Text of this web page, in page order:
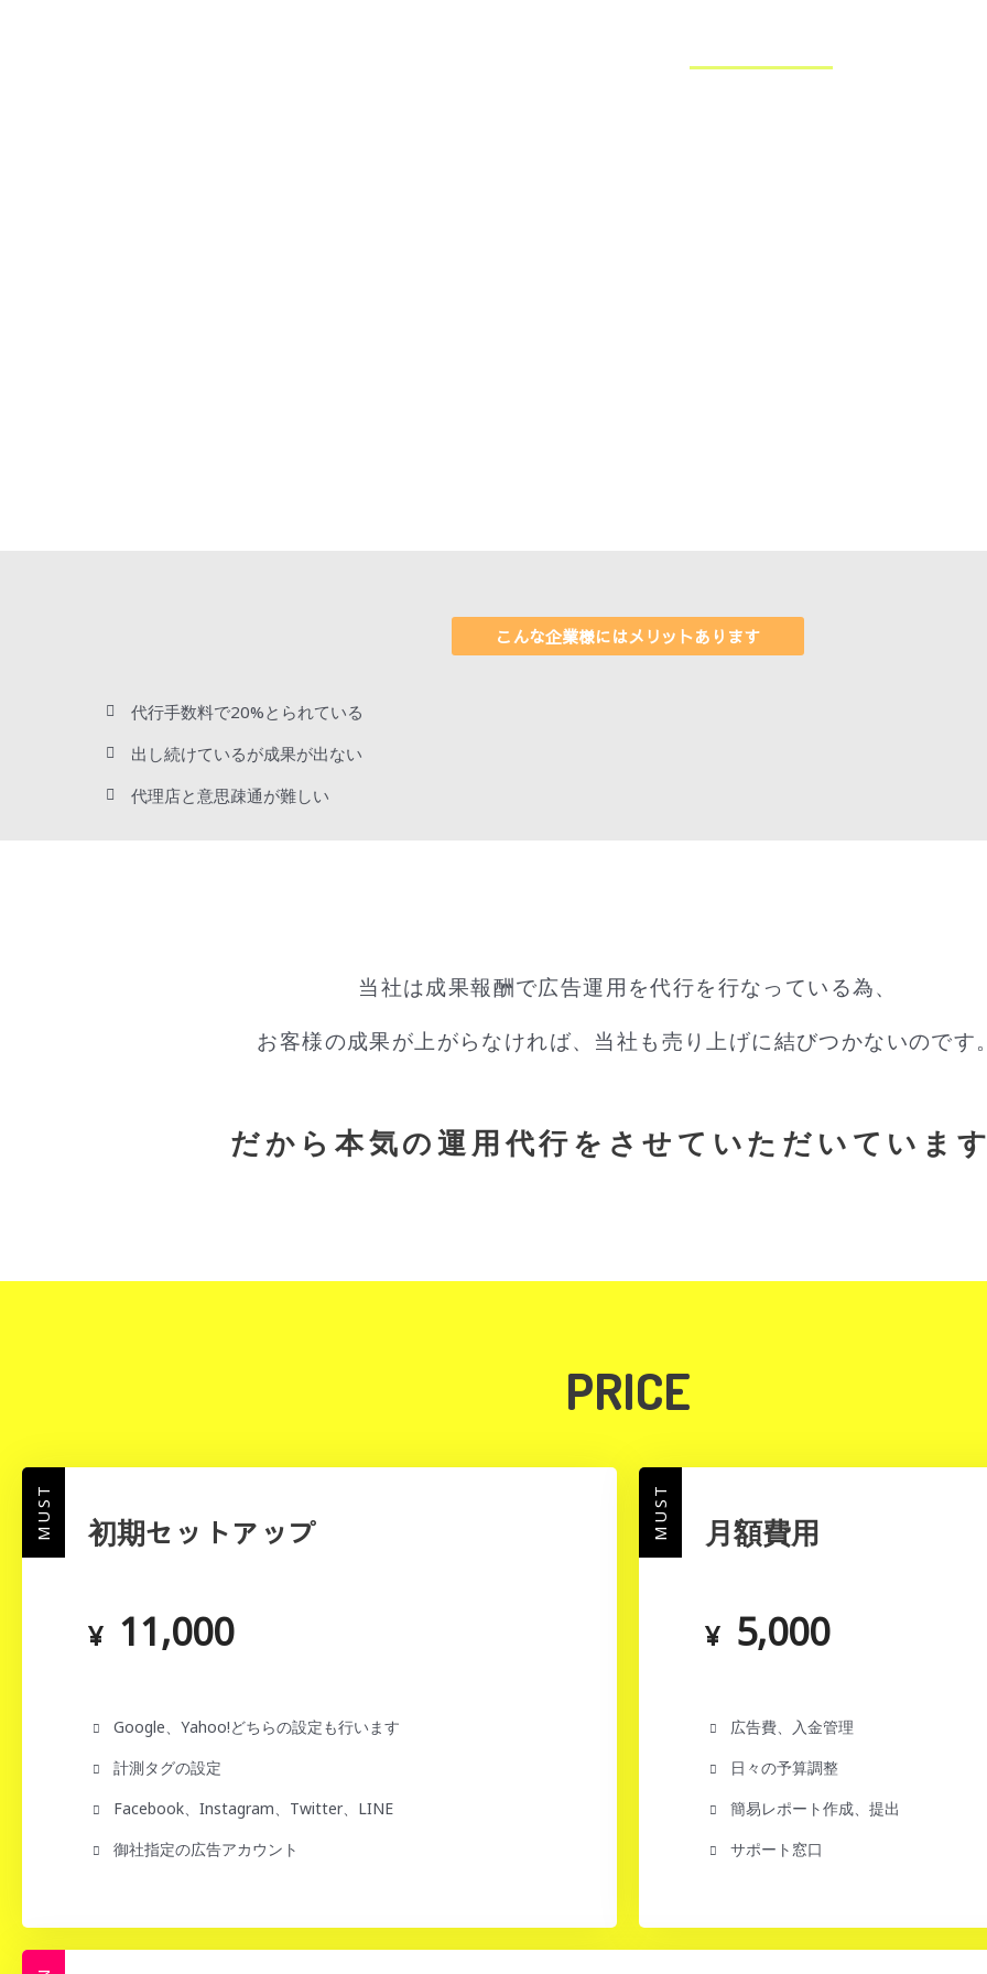
こんな企業様にはメリットあります
代行手数料で20%とられている
出し続けているが成果が出ない
代理店と意思疎通が難しい
当社は成果報酬で広告運用を代行を行なっている為、
お客様の成果が上がらなければ、当社も売り上げに結びつかないのです
だから本気の運用代行をさせていただいていま
PRICE
MUST 初期セットアップ
¥ 11,000
Google、Yahoo!どちらの設定も行います
計測タグの設定
Facebook、Instagram、Twitter、LINE
御社指定の広告アカウント
MUST 月額費用
¥ 5,000
広告費、入金管理
日々の予算調整
簡易レポート作成、提出
サポート窓口